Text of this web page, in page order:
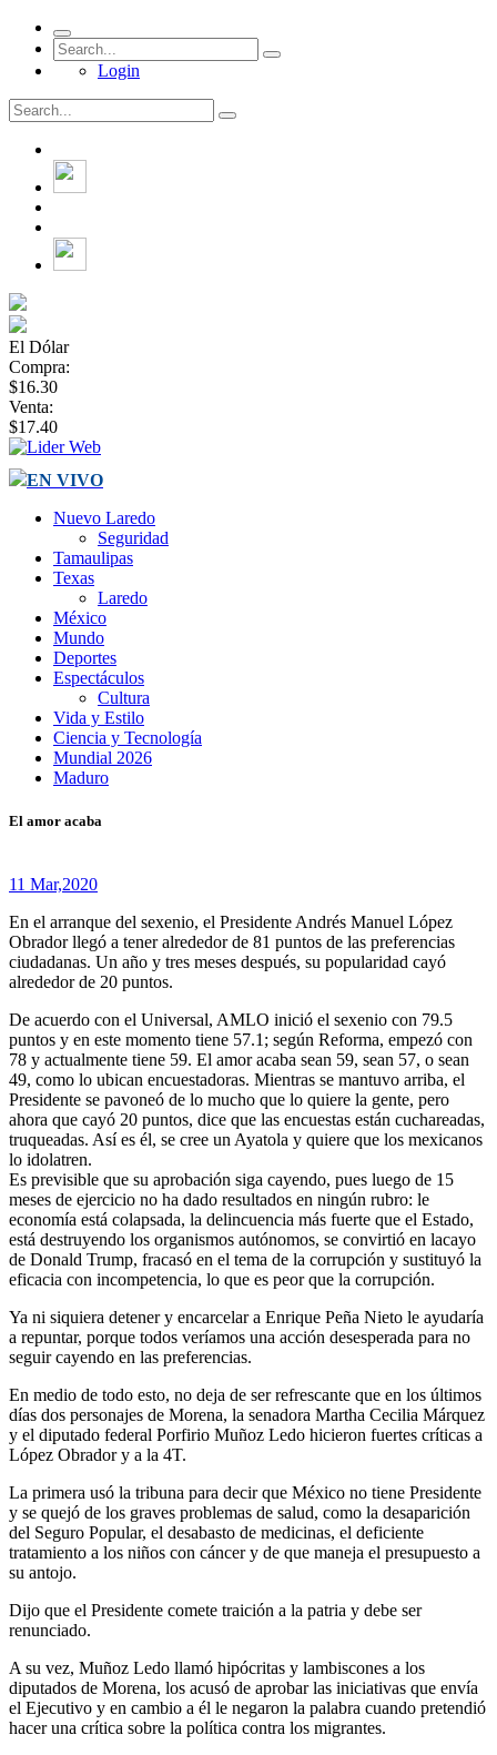
Login
El Dólar
Compra:
$16.30
Venta:
$17.40
EN VIVO
Nuevo Laredo
Seguridad
Tamaulipas
Texas
Laredo
México
Mundo
Deportes
Espectáculos
Cultura
Vida y Estilo
Ciencia y Tecnología
Mundial 2026
Maduro
El amor acaba
11 Mar,2020
En el arranque del sexenio, el Presidente Andrés Manuel López
Obrador llegó a tener alrededor de 81 puntos de las preferencias
ciudadanas. Un año y tres meses después, su popularidad cayó
alrededor de 20 puntos.
De acuerdo con el Universal, AMLO inició el sexenio con 79.5
puntos y en este momento tiene 57.1; según Reforma, empezó con
78 y actualmente tiene 59. El amor acaba sean 59, sean 57, o sean
49, como lo ubican encuestadoras. Mientras se mantuvo arriba, el
Presidente se pavoneó de lo mucho que lo quiere la gente, pero
ahora que cayó 20 puntos, dice que las encuestas están cuchareadas,
truqueadas. Así es él, se cree un Ayatola y quiere que los mexicanos
lo idolatren.
Es previsible que su aprobación siga cayendo, pues luego de 15
meses de ejercicio no ha dado resultados en ningún rubro: le
economía está colapsada, la delincuencia más fuerte que el Estado,
está destruyendo los organismos autónomos, se convirtió en lacayo
de Donald Trump, fracasó en el tema de la corrupción y sustituyó la
eficacia con incompetencia, lo que es peor que la corrupción.
Ya ni siquiera detener y encarcelar a Enrique Peña Nieto le ayudaría
a repuntar, porque todos veríamos una acción desesperada para no
seguir cayendo en las preferencias.
En medio de todo esto, no deja de ser refrescante que en los últimos
días dos personajes de Morena, la senadora Martha Cecilia Márquez
y el diputado federal Porfirio Muñoz Ledo hicieron fuertes críticas a
López Obrador y a la 4T.
La primera usó la tribuna para decir que México no tiene Presidente
y se quejó de los graves problemas de salud, como la desaparición
del Seguro Popular, el desabasto de medicinas, el deficiente
tratamiento a los niños con cáncer y de que maneja el presupuesto a
su antojo.
Dijo que el Presidente comete traición a la patria y debe ser
renunciado.
A su vez, Muñoz Ledo llamó hipócritas y lambiscones a los
diputados de Morena, los acusó de aprobar las iniciativas que envía
el Ejecutivo y en cambio a él le negaron la palabra cuando pretendió
hacer una crítica sobre la política contra los migrantes.